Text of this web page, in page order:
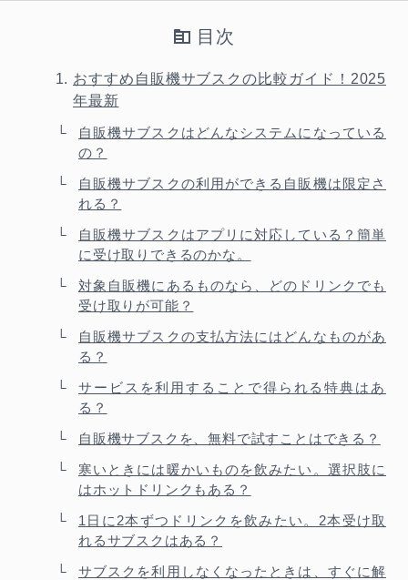
目次
おすすめ自販機サブスクの比較ガイド！2025
年最新
自販機サブスクはどんなシステムになっている
の？
自販機サブスクの利用ができる自販機は限定さ
れる？
自販機サブスクはアプリに対応している？簡単
に受け取りできるのかな。
対象自販機にあるものなら、どのドリンクでも
受け取りが可能？
自販機サブスクの支払方法にはどんなものがあ
る？
サービスを利用することで得られる特典はあ
る？
自販機サブスクを、無料で試すことはできる？
寒いときには暖かいものを飲みたい。選択肢に
はホットドリンクもある？
1日に2本ずつドリンクを飲みたい。2本受け取
れるサブスクはある？
サブスクを利用しなくなったときは、すぐに解